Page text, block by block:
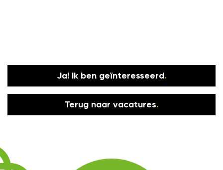
Ja! Ik ben geïnteresseerd.
Terug naar vacatures.